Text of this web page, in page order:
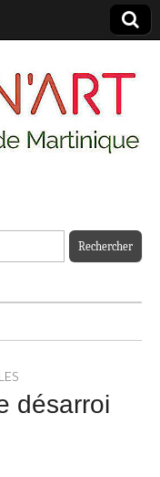
désarroi